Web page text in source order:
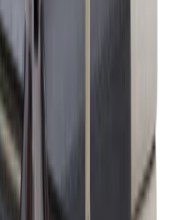
поставщики
ответственность
поддержка
продукции